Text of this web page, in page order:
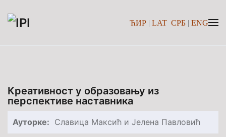
Skip to main content
ЋИР | LAT СРБ | ENG
Креативност у образовању из
перспективе наставника
Ауторке: Славица Максић и Јелена Павловић